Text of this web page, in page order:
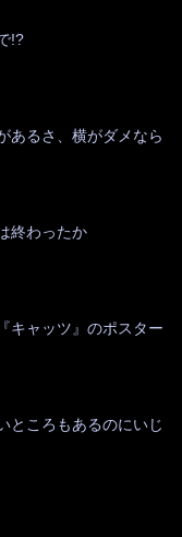
!?
るさ、横がダメなら
終わったか
キャッツ』のポスター
ところもあるのにいじ